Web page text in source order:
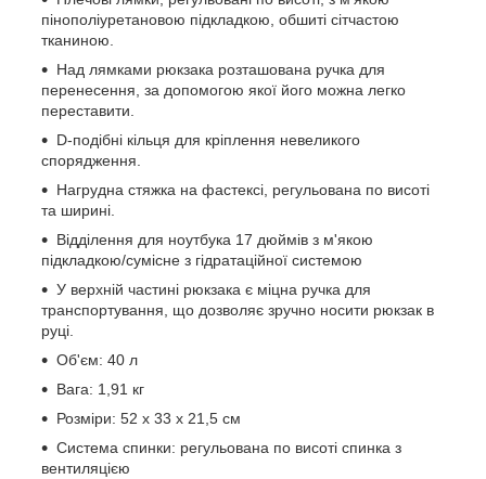
пінополіуретановою підкладкою, обшиті сітчастою
тканиною.
Над лямками рюкзака розташована ручка для
перенесення, за допомогою якої його можна легко
переставити.
D-подібні кільця для кріплення невеликого
спорядження.
Нагрудна стяжка на фастексі, регульована по висоті
та ширині.
Відділення для ноутбука 17 дюймів з м'якою
підкладкою/сумісне з гідратаційної системою
У верхній частині рюкзака є міцна ручка для
транспортування, що дозволяє зручно носити рюкзак в
руці.
Об'єм: 40 л
Вага: 1,91 кг
Розміри: 52 x 33 x 21,5 см
Система спинки: регульована по висоті спинка з
вентиляцією